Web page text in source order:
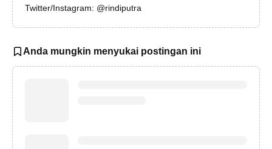
Twitter/Instagram: @rindiputra
Anda mungkin menyukai postingan ini